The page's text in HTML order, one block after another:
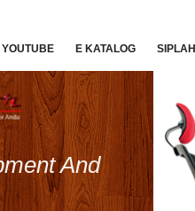
YOUTUBE E KATALOG SIPLAH
And